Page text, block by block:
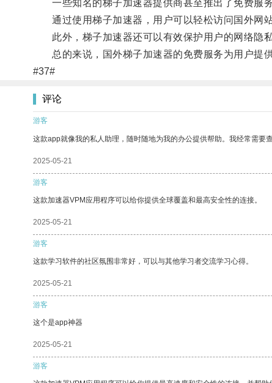
一些知名的梯子加速器提供商甚至推出了免费服务
通过使用梯子加速器，用户可以轻松访问国外网站
此外，梯子加速器还可以有效保护用户的网络隐私
总的来说，国外梯子加速器的免费服务为用户提供
#37#
评论
游客
这款app就像我的私人助理，随时随地为我的办公提供帮助。我经常需要
2025-05-21
游客
这款加速器VPM应用程序可以给你提供全球覆盖和最高安全性的连接。
2025-05-21
游客
这款学习软件的社区氛围非常好，可以与其他学习者交流学习心得。
2025-05-21
游客
这个是app神器
2025-05-21
游客